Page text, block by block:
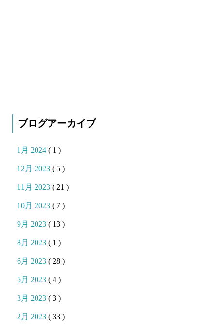
ブログアーカイブ
1月 2024( 1 )
12月 2023( 5 )
11月 2023( 21 )
10月 2023( 7 )
9月 2023( 13 )
8月 2023( 1 )
6月 2023( 28 )
5月 2023( 4 )
3月 2023( 3 )
2月 2023( 33 )